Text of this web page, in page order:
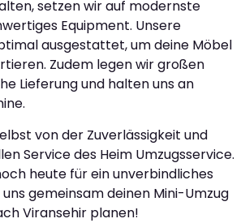
setzen wir auf modernste
Equipment. Unsere
ausgestattet, um deine Möbel
Zudem legen wir großen
Lieferung und halten uns an
von der Zuverlässigkeit und
Service des Heim Umzugsservice.
heute für ein unverbindliches
gemeinsam deinen Mini-Umzug
Viransehir planen!